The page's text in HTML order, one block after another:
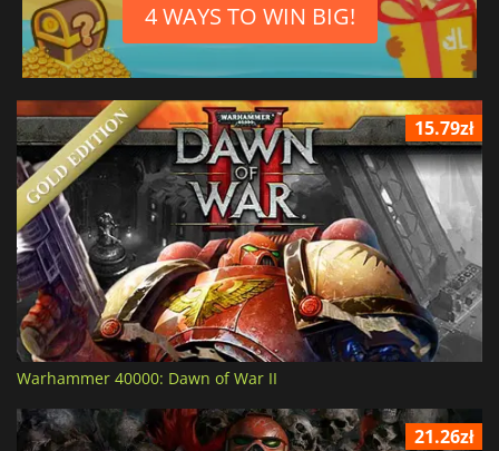
4 WAYS TO WIN BIG!
15.79zł
Warhammer 40000: Dawn of War II
21.26zł